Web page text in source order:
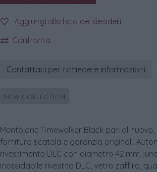
Aggiungi alla lista dei desideri
Confronta
Contattaci per richiedere informazioni
NEW COLLECTION
Montblanc Timewalker Black pari al
fornitura scatola e garanzia originali.
rivestimento DLC con diametro 42 mm,
inossidabile rivestito DLC, vetro zaffiro,